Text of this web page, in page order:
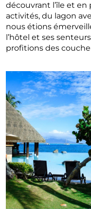
découvrant l’île et
activités, du lagon
nous étions
l’hôtel et ses
profitions des